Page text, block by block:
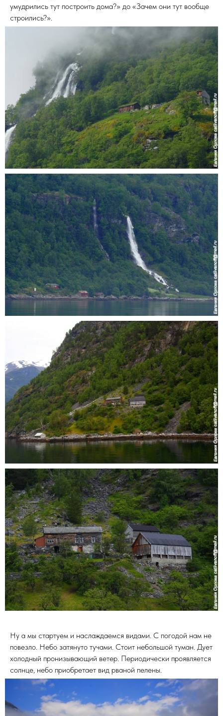
умудрились тут построить дома?» до «Зачем они тут вообще
строились?».
Ну а мы стартуем и наслаждаемся видами. С погодой нам не
повезло. Небо затянуто тучами. Стоит небольшой туман. Дует
холодный пронизывающий ветер. Периодически проявляется
солнце, небо приобретает вид рваной пелены.